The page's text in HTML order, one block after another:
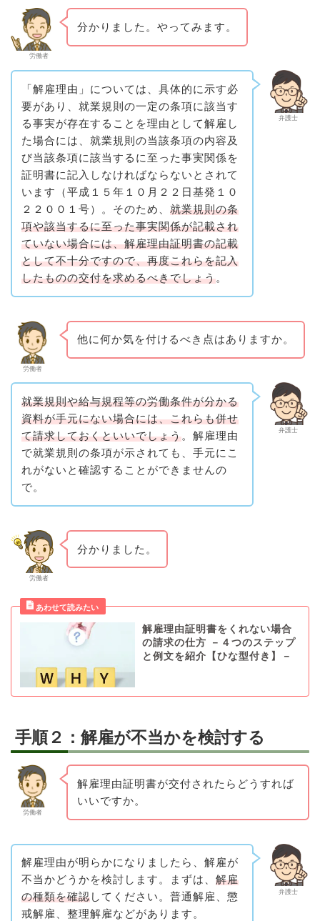
労働者
分かりました。やってみます。
弁護士
「解雇理由」については、具体的に示す必
要があり、就業規則の一定の条項に該当す
る事実が存在することを理由として解雇し
た場合には、就業規則の当該条項の内容及
び当該条項に該当するに至った事実関係を
証明書に記入しなければならないとされて
います（平成１５年１０月２２日基発１０
２２００１号）。そのため、 就業規則の条
項や該当するに至った事実関係が記載され
ていない場合には、解雇理由証明書の記載
として不十分ですので、再度これらを記入
したものの交付を求めるべきでしょう。
労働者
他に何か気を付けるべき点はありますか。
弁護士
就業規則や給与規程等の労働条件が分かる
資料が手元にない場合には、これらも併せ
て請求しておくといいでしょう。解雇理由
で就業規則の条項が示されても、手元にこ
れがないと確認することができませんの
で。
労働者
分かりました。
解雇理由証明書をくれない場合
の請求の仕方 －４つのステップ
と例文を紹介【ひな型付き】－
手順２：解雇が不当かを検討する
労働者
解雇理由証明書が交付されたらどうすれば
いいですか。
弁護士
解雇理由が明らかになりましたら、解雇が
不当かどうかを検討します。まずは、 解雇
の種類を確認してください。普通解雇、懲
戒解雇、整理解雇などがあります。